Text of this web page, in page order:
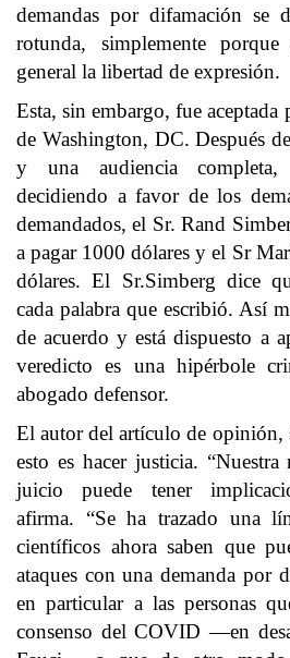
demandas por difamación se
rotunda, simplemente
general la libertad de expresión.
Esta, sin embargo, fue
de Washington, DC. Después
y una audiencia
decidiendo a favor de los
demandados, el Sr. Rand
a pagar 1000 dólares y el Sr
dólares. El Sr.Simberg dice
cada palabra que escribió. Así
de acuerdo y está dispuesto a
veredicto es una hipérbole
abogado defensor.
El autor del artículo de opinión,
esto es hacer justicia.
juicio puede tener
afirma. “Se ha trazado una
científicos ahora saben que
ataques con una demanda por
en particular a las personas
consenso del COVID —en